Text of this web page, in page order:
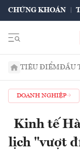
CHỨNG KHOÁN
TIÊU ĐIỂMĐẦU
DOANH NGHIỆP
Kinh tế
lịch "vượt